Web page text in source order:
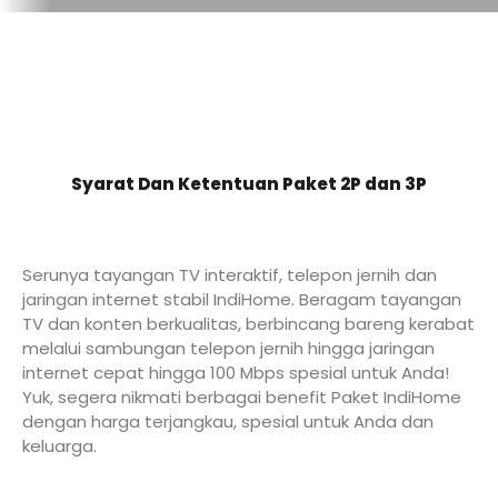
Syarat Dan Ketentuan Paket 2P dan 3P
Serunya tayangan TV interaktif, telepon jernih dan
jaringan internet stabil IndiHome. Beragam tayangan
TV dan konten berkualitas, berbincang bareng kerabat
melalui sambungan telepon jernih hingga jaringan
internet cepat hingga 100 Mbps spesial untuk Anda!
Yuk, segera nikmati berbagai benefit Paket IndiHome
dengan harga terjangkau, spesial untuk Anda dan
keluarga.